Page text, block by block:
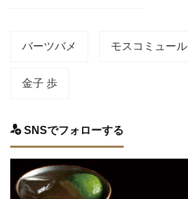
バーツバメ モスコミュール
金子 歩
SNSでフォローする